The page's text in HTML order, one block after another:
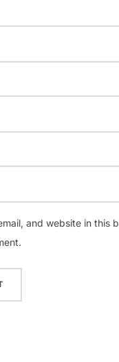
and website in this